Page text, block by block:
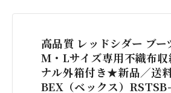
高品質 レッドシダー ブー
M・Lサイズ専用不織布
ナル外箱付き★新品／送
BEX（ベックス）